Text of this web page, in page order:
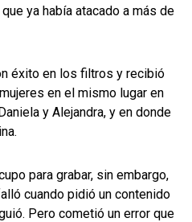
ya había atacado a más de
éxito en los filtros y recibió
en el mismo lugar en
y Alejandra, y en donde
para grabar, sin embargo,
cuando pidió un contenido
Pero cometió un error que